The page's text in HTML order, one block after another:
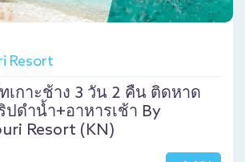
Resort
เกาะช้าง 3 วัน 2 คืน ติดหาด
ดำน้ำ+อาหารเช้า By
Resort (KN)